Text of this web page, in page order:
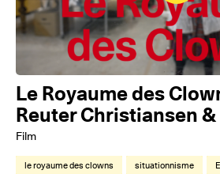
Le Royaume des
Reuter Christiansen
Film
le royaume des clowns situationnisme